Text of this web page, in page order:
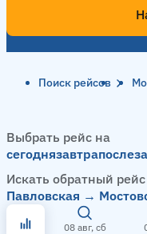
Поиск рейсов
Выбрать рейс на
сегоднязавтра
Искать обратный рейс
Павловская →
08 авг, сб